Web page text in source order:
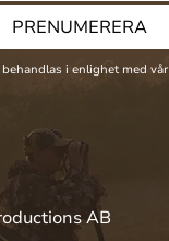
PRENUMERERA
i enlighet med vår
AB